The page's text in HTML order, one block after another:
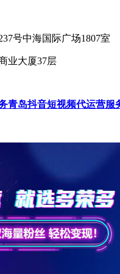
号中海国际广场1807室
业大厦37层
青岛抖音短视频代运营服